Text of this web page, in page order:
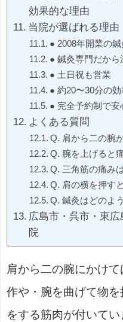
効果的な理由
当院が選ばれる理由
● 2008年開業の
● 鍼灸専門だから
● 土日祝も営業
● 約20〜30分の
● 完全予約制で安
よくある質問
Q. 肩から二の腕
Q. 腕を上げると
Q. 三角筋の痛み
Q. 肩の横を押す
Q. 鍼灸はどのよ
広島市・呉市・東
院
肩から二の腕にかけ
作や・腕を曲げて物
をする筋肉が付いてい